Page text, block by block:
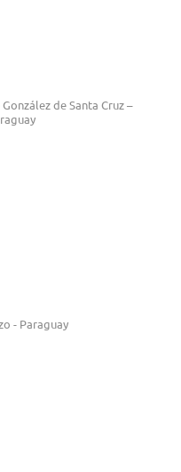
de Santa Cruz –
- Paraguay